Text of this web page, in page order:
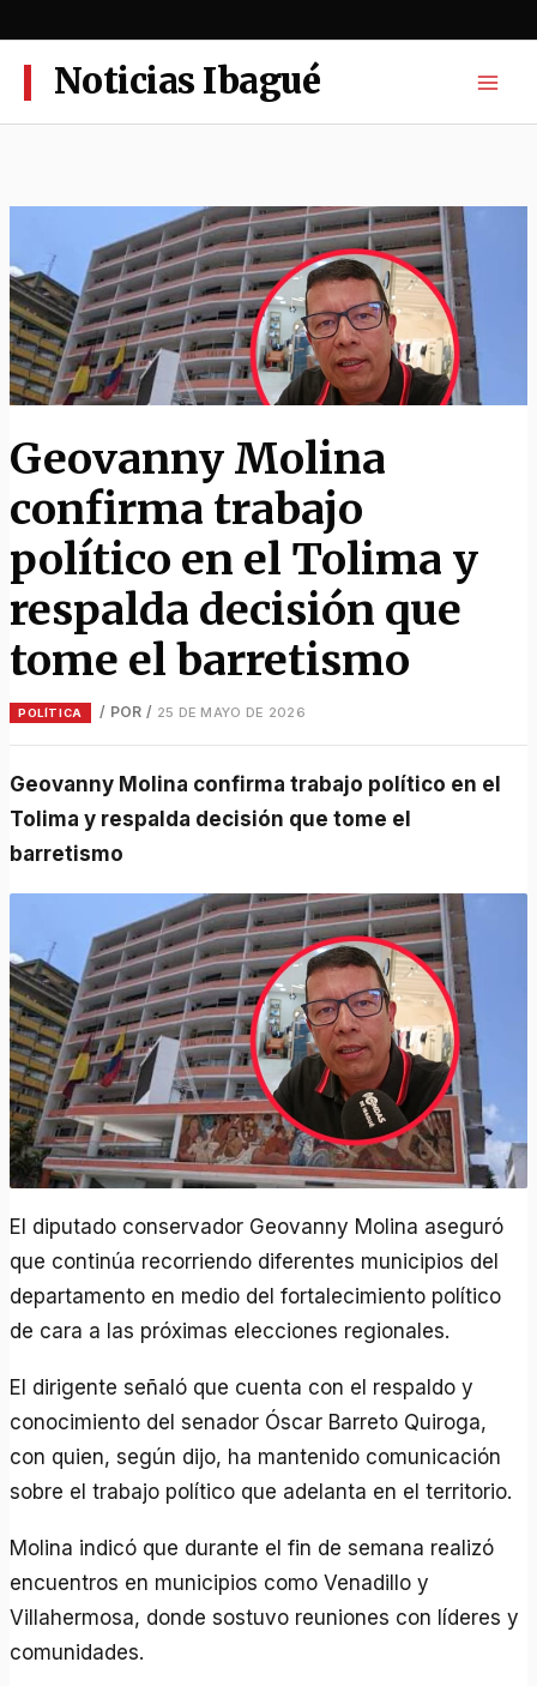
al
contenidoNoticias Ibagué
Geovanny Molina
confirma trabajo
político en el Tolima y
respalda decisión que
tome el barretismo
POLÍTICA / POR / 25 DE MAYO DE 2026
Geovanny Molina confirma trabajo político en el
Tolima y respalda decisión que tome el
barretismo
El diputado conservador Geovanny Molina aseguró
que continúa recorriendo diferentes municipios del
departamento en medio del fortalecimiento político
de cara a las próximas elecciones regionales.
El dirigente señaló que cuenta con el respaldo y
conocimiento del senador Óscar Barreto Quiroga,
con quien, según dijo, ha mantenido comunicación
sobre el trabajo político que adelanta en el territorio.
Molina indicó que durante el fin de semana realizó
encuentros en municipios como Venadillo y
Villahermosa, donde sostuvo reuniones con líderes y
comunidades.